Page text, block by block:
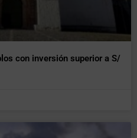
con inversión superior a S/